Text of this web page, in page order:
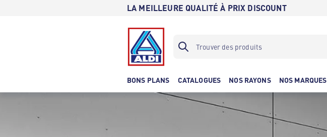
LA MEILLEURE QUALITÉ À PRIX DISCOUNT
BONS PLANS CATALOGUES NOS RAYONS NOS MARQUES